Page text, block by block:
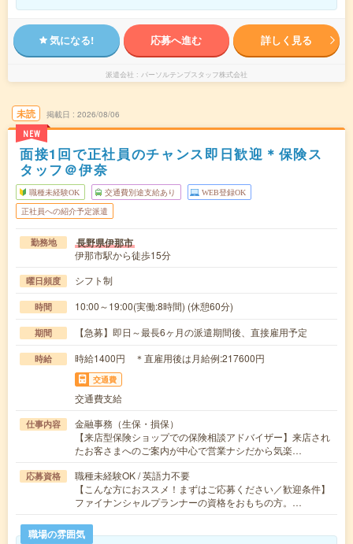
気になる! 応募へ進む 詳しく見る
派遣会社 パーソルテンプスタッフ株式会社
未読
NEW
掲載日 2026/08/06
面接1回で正社員のチャンス即日歓迎＊保険ス
タッフ＠伊奈
職種未経験OK 交通費別途支給あり WEB登録OK
正社員への紹介予定派遣
勤務地 長野県伊那市
伊那市駅から徒歩15分
曜日頻度 シフト制
時間 10:00～19:00(実働:8時間) (休憩60分)
期間 【急募】即日～最長6ヶ月の派遣期間後、直接雇用予定
時給 時給1400円 ＊直雇用後は月給例:217600円
交通費
交通費支給
仕事内容
金融事務（生保・損保）
【来店型保険ショップでの保険相談アドバイザー】来店され
たお客さまへのご案内が中心で営業ナシだから気楽…
応募資格
職種未経験OK / 英語力不要
【こんな方におススメ！まずはご応募ください／歓迎条件】
ファイナンシャルプランナーの資格をおもちの方。…
職場の雰囲気